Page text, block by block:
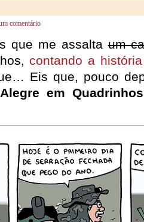
comentário
que me assaltaum
contando a
Eis que, pouco
em Quadrinhos